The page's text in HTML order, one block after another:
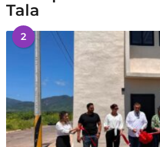
Tala
2